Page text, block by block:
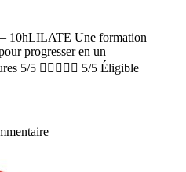
10hLILATE Une formation
progresser en un
5/5  5/5 Éligible